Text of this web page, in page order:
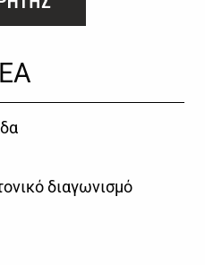
διαγωνισμό